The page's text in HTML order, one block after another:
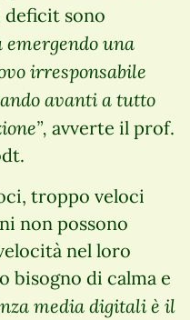
deficit sono
emergendo una
irresponsabile
avanti a tutto
avverte il prof.
troppo veloci
non possono
nel loro
bisogno di calma e
media digitali è il